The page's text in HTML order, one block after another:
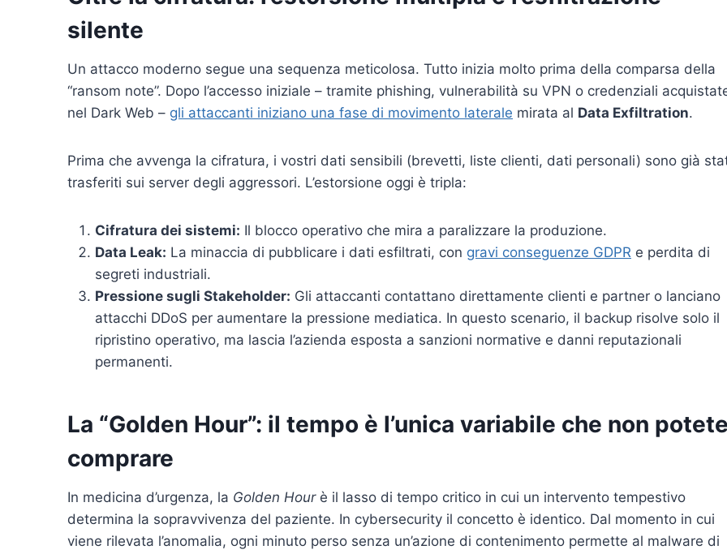
silente
Un attacco moderno segue una sequenza meticolosa. Tutto inizia molto prima della comparsa della
“ransom note”. Dopo l’accesso iniziale – tramite phishing, vulnerabilità su VPN o credenziali
nel Dark Web – gli attaccanti iniziano una fase di movimento laterale mirata al Data Exfiltration.
Prima che avvenga la cifratura, i vostri dati sensibili (brevetti, liste clienti, dati personali) sono già
trasferiti sui server degli aggressori. L’estorsione oggi è tripla:
Cifratura dei sistemi: Il blocco operativo che mira a paralizzare la produzione.
Data Leak: La minaccia di pubblicare i dati esfiltrati, con gravi conseguenze GDPR e perdita di
segreti industriali.
Pressione sugli Stakeholder: Gli attaccanti contattano direttamente clienti e partner o lanciano
attacchi DDoS per aumentare la pressione mediatica. In questo scenario, il backup risolve solo il
ripristino operativo, ma lascia l’azienda esposta a sanzioni normative e danni reputazionali
permanenti.
La “Golden Hour”: il tempo è l’unica variabile che non
comprare
In medicina d’urgenza, la Golden Hourè il lasso di tempo critico in cui un intervento tempestivo
determina la sopravvivenza del paziente. In cybersecurity il concetto è identico. Dal momento in cui
viene rilevata l’anomalia, ogni minuto perso senza un’azione di contenimento permette al malware di